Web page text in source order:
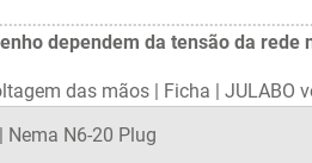
dependem da tensão da
das mãos | Ficha | JULABO